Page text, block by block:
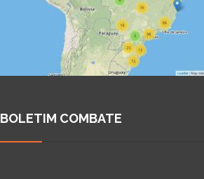
BOLETIM COMBATE